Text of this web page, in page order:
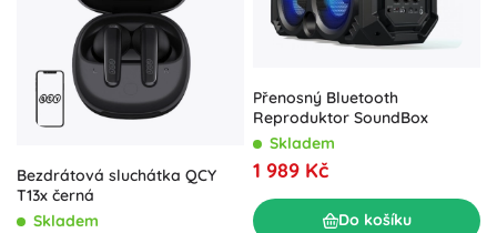
Bezdrátová sluchátka QCY
T13x černá
Skladem
Přenosný Bluetooth
Reproduktor SoundBox
Skladem
1 989 Kč
Do košíku